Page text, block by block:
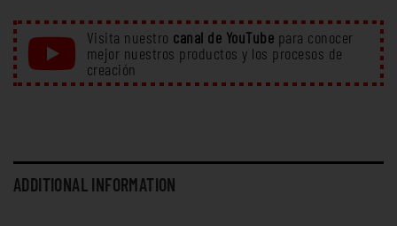
Visita nuestro canal de YouTube para conocer
mejor nuestros productos y los procesos de
creación
ADDITIONAL INFORMATION